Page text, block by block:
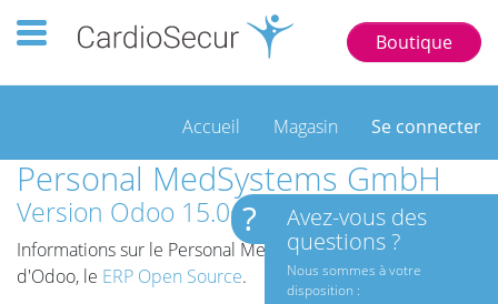
Boutique
Toggle navigation 123 77777
Accueil Magasin Se connecter
Personal MedSystems GmbH
Version Odoo 15.0+e
Informations sur le Personal MedSystems GmbH instance
d'Odoo, le ERP Open Source.
?
Avez-vous des
questions ?
Nous sommes à votre
disposition :